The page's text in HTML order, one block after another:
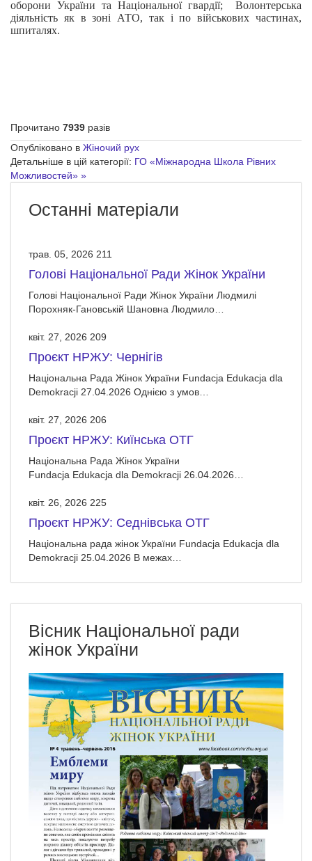
оборони України та Національної гвардії;
Волонтерська
діяльність як в зоні АТО, так і по військових частинах,
шпиталях.
Прочитано 7939 разів
Опубліковано в Жіночий рух
Детальніше в цій категорії: ГО «Міжнародна Школа Рівних
Можливостей» »
Останні матеріали
трав. 05, 2026 211
Голові Національної Ради Жінок України
Голові Національної Ради Жінок України Людмилі
Порохняк-Гановській Шановна Людмило…
квіт. 27, 2026 209
Проєкт НРЖУ: Чернігів
Національна Рада Жінок України Fundacja Edukacja dla
Demokracji 27.04.2026 Однією з умов…
квіт. 27, 2026 206
Проєкт НРЖУ: Киїнська ОТГ
Національна Рада Жінок України
Fundacja Edukacja dla Demokracji 26.04.2026…
квіт. 26, 2026 225
Проєкт НРЖУ: Седнівська ОТГ
Національна рада жінок України Fundacja Edukacja dla
Demokracji 25.04.2026 В межах…
Вісник Національної ради
жінок України